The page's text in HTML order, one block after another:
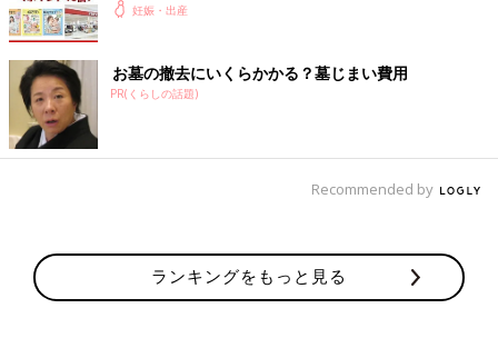
キッチンのシンクで入れるなら、ベビーバスのサイズ感が
重要！
最近の住宅
では広さのあるシンクを備えたキッチンも多く、室内
温度を整えやすいこと、赤ちゃんのお世話がしやすい点から、シ
ンクでの沐浴もスタンダードになっています。
の負担が少ないこと。特に産後間もないママが沐浴する場合は大
形状によって使用可能な範囲は異なります。サイズを測ったうえ
での購入が基本ではありますが、マットタイプなら、排水溝に蓋
妊娠・出産
お墓の撤去にいくらかかる？墓じまい費用
PR(くらしの話題)
Recommended by
ランキングをもっと見る